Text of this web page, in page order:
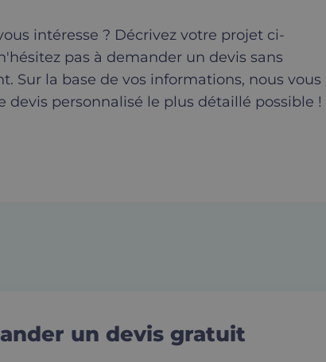
intéresse ? Décrivez votre projet ci-
pas à demander un devis sans
Sur la base de vos informations, nous vous
devis personnalisé le plus détaillé possible !
un devis gratuit